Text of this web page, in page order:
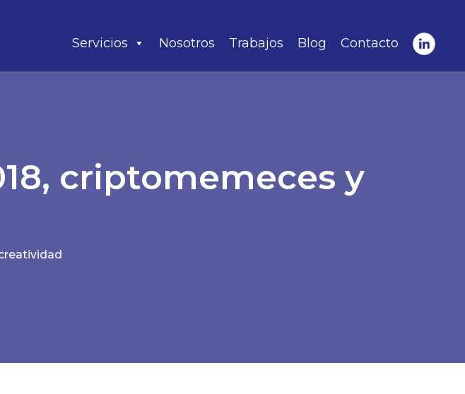
Servicios Nosotros Trabajos Blog Contacto
criptomemeces y